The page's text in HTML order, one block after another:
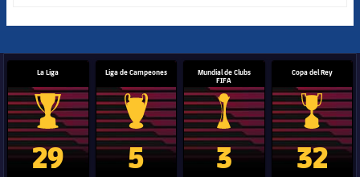
La Liga
Trofeo de La Liga
29
Liga de Campeones
Trofeo de la Liga de Campeones
5
Mundial de Clubs
FIFA
Trofeo del Mundial de
3
Copa del Rey
Copa del
32